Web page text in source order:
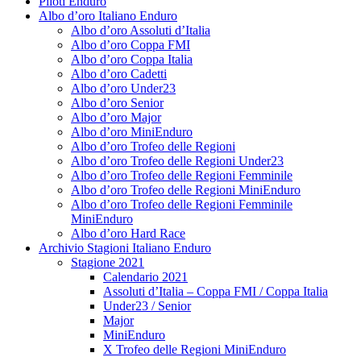
Albo d’oro Italiano Enduro
Albo d’oro Assoluti d’Italia
Albo d’oro Coppa FMI
Albo d’oro Coppa Italia
Albo d’oro Cadetti
Albo d’oro Under23
Albo d’oro Senior
Albo d’oro Major
Albo d’oro MiniEnduro
Albo d’oro Trofeo delle Regioni
Albo d’oro Trofeo delle Regioni Under23
Albo d’oro Trofeo delle Regioni Femminile
Albo d’oro Trofeo delle Regioni MiniEnduro
Albo d’oro Trofeo delle Regioni Femminile
MiniEnduro
Albo d’oro Hard Race
Archivio Stagioni Italiano Enduro
Stagione 2021
Calendario 2021
Assoluti d’Italia – Coppa FMI / Coppa Italia
Under23 / Senior
Major
MiniEnduro
X Trofeo delle Regioni MiniEnduro